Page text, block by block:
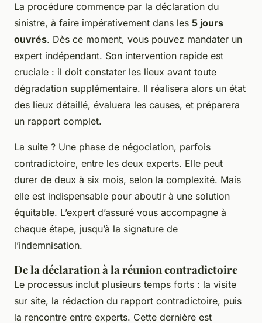
La procédure commence par la déclaration du
sinistre, à faire impérativement dans les 5 jours
ouvrés. Dès ce moment, vous pouvez mandater un
expert indépendant. Son intervention rapide est
cruciale : il doit constater les lieux avant toute
dégradation supplémentaire. Il réalisera alors un état
des lieux détaillé, évaluera les causes, et préparera
un rapport complet.
La suite ? Une phase de négociation, parfois
contradictoire, entre les deux experts. Elle peut
durer de deux à six mois, selon la complexité. Mais
elle est indispensable pour aboutir à une solution
équitable. L’expert d’assuré vous accompagne à
chaque étape, jusqu’à la signature de
l’indemnisation.
De la déclaration à la réunion contradictoire
Le processus inclut plusieurs temps forts : la visite
sur site, la rédaction du rapport contradictoire, puis
la rencontre entre experts. Cette dernière est